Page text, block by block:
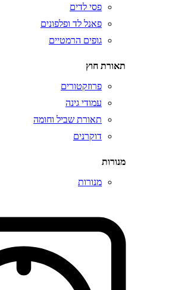
פסי לדים
פאנל לד ופלפונים
גופים הרמטיים
תאורת חוץ
פרוזקטורים
עמודי גינה
תאורת שביל וחומה
דוקרנים
מנורות
מנורות